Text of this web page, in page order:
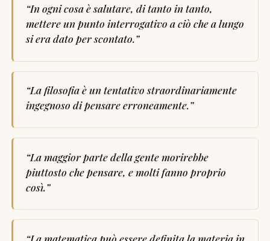
“In ogni cosa è salutare, di tanto in tanto,
mettere un punto interrogativo a ciò che a lungo
si era dato per scontato.”
“La filosofia è un tentativo straordinariamente
ingegnoso di pensare erroneamente.”
“La maggior parte della gente morirebbe
piuttosto che pensare, e molti fanno proprio
così.”